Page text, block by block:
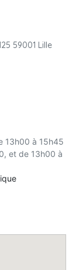
59001 Lille
13h00 à 15h45
et de 13h00 à